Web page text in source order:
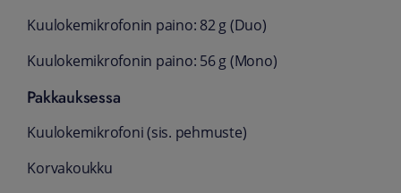
Kuulokemikrofonin paino: 82 g (Duo)
Kuulokemikrofonin paino: 56 g (Mono)
Pakkauksessa
Kuulokemikrofoni (sis. pehmuste)
Korvakoukku